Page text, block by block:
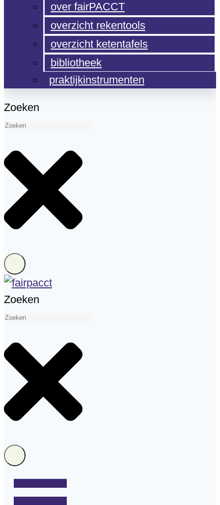
over fairPACCT
overzicht rekentools
overzicht ketentafels
bibliotheek
praktijkinstrumenten
Zoeken
Zoeken